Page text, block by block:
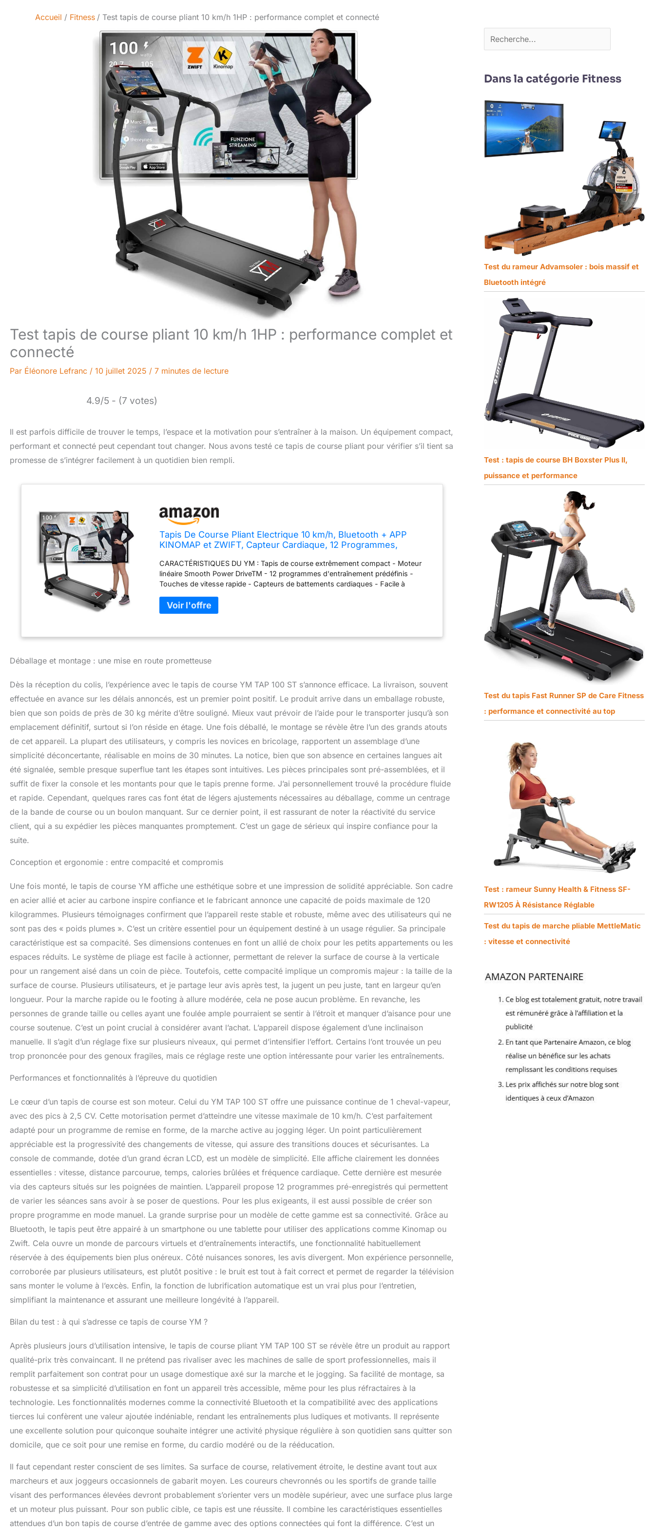
Accueil Fitness Test tapis de course pliant 10 km/h 1HP : performance complet et connecté
Test tapis de course pliant 10 km/h 1HP : performance complet et
connecté
Par Éléonore Lefranc / 10 juillet 2025 / 7 minutes de lecture
4.9/5 - (7 votes)
Il est parfois difficile de trouver le temps, l’espace et la motivation pour s’entraîner à la maison. Un équipement compact,
performant et connecté peut cependant tout changer. Nous avons testé ce tapis de course pliant pour vérifier s’il tient sa
promesse de s’intégrer facilement à un quotidien bien rempli.
Tapis De Course Pliant Electrique 10 km/h, Bluetooth + APP
KINOMAP et ZWIFT, Capteur Cardiaque, 12 Programmes,
Puissance) Ecran Multifonction
CARACTÉRISTIQUES DU YM : Tapis de course extrêmement compact - Moteur
linéaire Smooth Power DriveTM - 12 programmes d'entraînement prédéfinis -
Touches de vitesse rapide - Capteurs de battements cardiaques - Facile à
mode de fonctionnement - Touche de sécurité - Vitesse de 1 à 10 km/h. Il est
équipé d'un grand écran LCD numérique pour l'affichage de la vitesse et de tous
distance parcourue, vitesse, etc.). APP Découvrez les méthodes d'entraînement
d'entraînement directement sur TV et PC tout en ourant (ou les visionner sur
entraînements structurés et atteindre des objectifs+fonction de musique de
motivation +historique d'entraînement+coaching vidéo et d'autres fonctions
nominale : 50/60Hz - Puissance nominale : 1.0 HP (750 W) - Puissance de crête :
2.5 HP (1800W) - Capacité de poids : 120 kg. - Câble électrique : 180 cm.
Dimensions du tapis de course : 103 x 36 cm - Dimensions du produit prêt à
l'emploi : 126 x 64 x 126 cm - Dimensions du produit plié : 60 x 64 x 126 cm.
Déballage et montage : une mise en route prometteuse
Dès la réception du colis, l’expérience avec le tapis de course YM TAP 100 ST s’annonce efficace. La livraison, souvent
effectuée en avance sur les délais annoncés, est un premier point positif. Le produit arrive dans un emballage robuste,
bien que son poids de près de 30 kg mérite d’être souligné. Mieux vaut prévoir de l’aide pour le transporter jusqu’à son
emplacement définitif, surtout si l’on réside en étage. Une fois déballé, le montage se révèle être l’un des grands atouts
de cet appareil. La plupart des utilisateurs, y compris les novices en bricolage, rapportent un assemblage d’une
simplicité déconcertante, réalisable en moins de 30 minutes. La notice, bien que son absence en certaines langues ait
été signalée, semble presque superflue tant les étapes sont intuitives. Les pièces principales sont pré-assemblées, et il
suffit de fixer la console et les montants pour que le tapis prenne forme. J’ai personnellement trouvé la procédure fluide
et rapide. Cependant, quelques rares cas font état de légers ajustements nécessaires au déballage, comme un centrage
de la bande de course ou un boulon manquant. Sur ce dernier point, il est rassurant de noter la réactivité du service
client, qui a su expédier les pièces manquantes promptement. C’est un gage de sérieux qui inspire confiance pour la
suite.
Conception et ergonomie : entre compacité et compromis
Une fois monté, le tapis de course YM affiche une esthétique sobre et une impression de solidité appréciable. Son cadre
en acier allié et acier au carbone inspire confiance et le fabricant annonce une capacité de poids maximale de 120
kilogrammes. Plusieurs témoignages confirment que l’appareil reste stable et robuste, même avec des utilisateurs qui ne
sont pas des « poids plumes ». C’est un critère essentiel pour un équipement destiné à un usage régulier. Sa principale
caractéristique est sa compacité. Ses dimensions contenues en font un allié de choix pour les petits appartements ou les
espaces réduits. Le système de pliage est facile à actionner, permettant de relever la surface de course à la verticale
pour un rangement aisé dans un coin de pièce. Toutefois, cette compacité implique un compromis majeur : la taille de la
surface de course. Plusieurs utilisateurs, et je partage leur avis après test, la jugent un peu juste, tant en largeur qu’en
longueur. Pour la marche rapide ou le footing à allure modérée, cela ne pose aucun problème. En revanche, les
personnes de grande taille ou celles ayant une foulée ample pourraient se sentir à l’étroit et manquer d’aisance pour une
course soutenue. C’est un point crucial à considérer avant l’achat. L’appareil dispose également d’une inclinaison
manuelle. Il s’agit d’un réglage fixe sur plusieurs niveaux, qui permet d’intensifier l’effort. Certains l’ont trouvée un peu
trop prononcée pour des genoux fragiles, mais ce réglage reste une option intéressante pour varier les entraînements.
Performances et fonctionnalités à l’épreuve du quotidien
Le cœur d’un tapis de course est son moteur. Celui du YM TAP 100 ST offre une puissance continue de 1 cheval-vapeur,
avec des pics à 2,5 CV. Cette motorisation permet d’atteindre une vitesse maximale de 10 km/h. C’est parfaitement
adapté pour un programme de remise en forme, de la marche active au jogging léger. Un point particulièrement
appréciable est la progressivité des changements de vitesse, qui assure des transitions douces et sécurisantes. La
console de commande, dotée d’un grand écran LCD, est un modèle de simplicité. Elle affiche clairement les données
essentielles : vitesse, distance parcourue, temps, calories brûlées et fréquence cardiaque. Cette dernière est mesurée
via des capteurs situés sur les poignées de maintien. L’appareil propose 12 programmes pré-enregistrés qui permettent
de varier les séances sans avoir à se poser de questions. Pour les plus exigeants, il est aussi possible de créer son
propre programme en mode manuel. La grande surprise pour un modèle de cette gamme est sa connectivité. Grâce au
Bluetooth, le tapis peut être appairé à un smartphone ou une tablette pour utiliser des applications comme Kinomap ou
Zwift. Cela ouvre un monde de parcours virtuels et d’entraînements interactifs, une fonctionnalité habituellement
réservée à des équipements bien plus onéreux. Côté nuisances sonores, les avis divergent. Mon expérience personnelle,
corroborée par plusieurs utilisateurs, est plutôt positive : le bruit est tout à fait correct et permet de regarder la télévision
sans monter le volume à l’excès. Enfin, la fonction de lubrification automatique est un vrai plus pour l’entretien,
simplifiant la maintenance et assurant une meilleure longévité à l’appareil.
Bilan du test : à qui s’adresse ce tapis de course YM ?
Après plusieurs jours d’utilisation intensive, le tapis de course pliant YM TAP 100 ST se révèle être un produit au rapport
qualité-prix très convaincant. Il ne prétend pas rivaliser avec les machines de salle de sport professionnelles, mais il
remplit parfaitement son contrat pour un usage domestique axé sur la marche et le jogging. Sa facilité de montage, sa
robustesse et sa simplicité d’utilisation en font un appareil très accessible, même pour les plus réfractaires à la
technologie. Les fonctionnalités modernes comme la connectivité Bluetooth et la compatibilité avec des applications
tierces lui confèrent une valeur ajoutée indéniable, rendant les entraînements plus ludiques et motivants. Il représente
une excellente solution pour quiconque souhaite intégrer une activité physique régulière à son quotidien sans quitter son
domicile, que ce soit pour une remise en forme, du cardio modéré ou de la rééducation.
Il faut cependant rester conscient de ses limites. Sa surface de course, relativement étroite, le destine avant tout aux
marcheurs et aux joggeurs occasionnels de gabarit moyen. Les coureurs chevronnés ou les sportifs de grande taille
visant des performances élevées devront probablement s’orienter vers un modèle supérieur, avec une surface plus large
et un moteur plus puissant. Pour son public cible, ce tapis est une réussite. Il combine les caractéristiques essentielles
attendues d’un bon tapis de course d’entrée de gamme avec des options connectées qui font la différence. C’est un
Dans la catégorie Fitness
Test du rameur Advamsoler : bois massif et
Bluetooth intégré
Test : tapis de course BH Boxster Plus II,
puissance et performance
Test du tapis Fast Runner SP de Care Fitness
: performance et connectivité au top
Test : rameur Sunny Health & Fitness SF-
RW1205 À Résistance Réglable
Test du tapis de marche pliable MettleMatic
: vitesse et connectivité